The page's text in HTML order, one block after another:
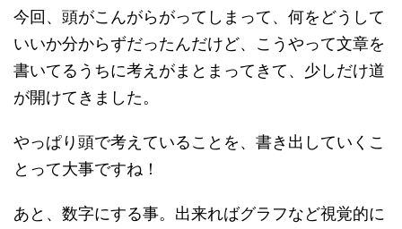
今回、頭がこんがらがってしまって、何をどうして
いいか分からずだったんだけど、こうやって文章を
書いてるうちに考えがまとまってきて、少しだけ道
が開けてきました。
やっぱり頭で考えていることを、書き出していくこ
とって大事ですね！
あと、数字にする事。出来ればグラフなど視覚的に